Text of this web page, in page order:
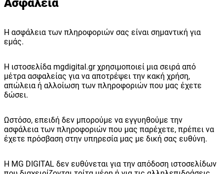
Η ασφάλεια των πληροφοριών σας είναι σημαντική για
εμάς.
Η ιστοσελίδα mgdigital.gr χρησιμοποιεί μια σειρά από
μέτρα ασφαλείας για να αποτρέψει την κακή χρήση,
απώλεια ή αλλοίωση των πληροφοριών που μας έχετε
δώσει.
Ωστόσο, επειδή δεν μπορούμε να εγγυηθούμε την
ασφάλεια των πληροφοριών που μας παρέχετε, πρέπει να
έχετε πρόσβαση στην υπηρεσία μας με δική σας ευθύνη.
Η MG DIGITAL δεν ευθύνεται για την απόδοση ιστοσελίδων